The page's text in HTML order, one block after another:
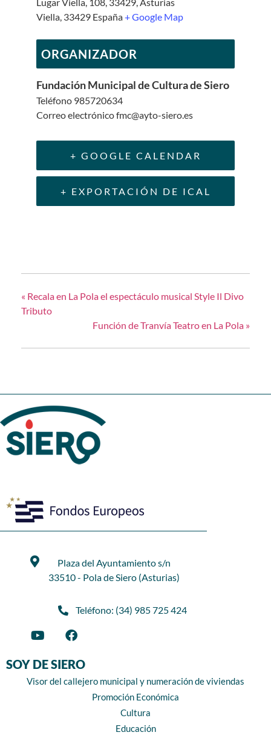
Viella, 33429 España+ Google Map
ORGANIZADOR
Fundación Municipal de Cultura de Siero
Teléfono 985720634
Correo electrónicofmc@ayto-siero.es
+ GOOGLE CALENDAR
+ EXPORTACIÓN DE ICAL
« Recala en La Pola el espectáculo musical Style Il Divo
Tributo
Función de Tranvía Teatro en La Pola »
Plaza del Ayuntamiento s/n
33510 - Pola de Siero (Asturias)
Teléfono: (34) 985 725 424
SOY DE SIERO
Visor del callejero municipal y numeración de viviendas
Promoción Económica
Cultura
Educación